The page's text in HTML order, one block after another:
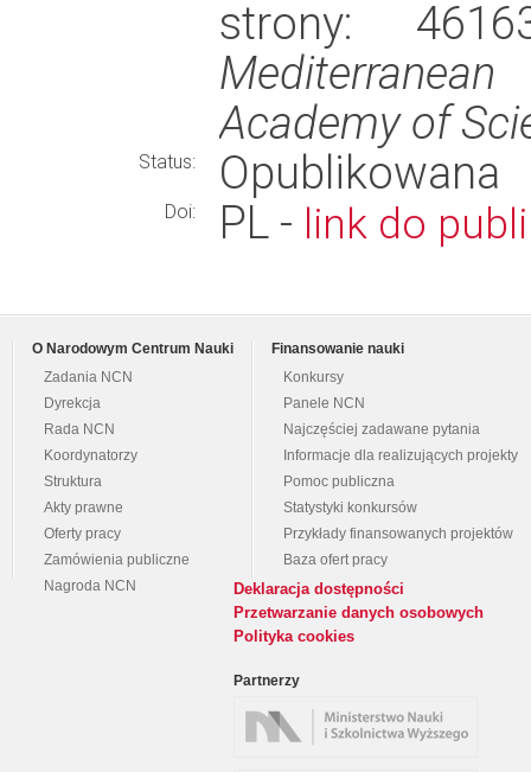
strony:
Academy of
Status: Opublikowana
Doi: PL - link do
O Narodowym Centrum Nauki
Zadania NCN
Dyrekcja
Rada NCN
Koordynatorzy
Struktura
Akty prawne
Oferty pracy
Zamówienia publiczne
Nagroda NCN
Finansowanie nauki
Konkursy
Panele NCN
Najczęściej zadawane pytania
Informacje dla realizujących projekty
Pomoc publiczna
Statystyki konkursów
Przykłady finansowanych projektów
Baza ofert pracy
Deklaracja dostępności
Przetwarzanie danych osobowych
Polityka cookies
Partnerzy